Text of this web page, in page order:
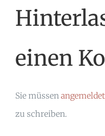
einen
Sie müssen angemeldet
zu schreiben.